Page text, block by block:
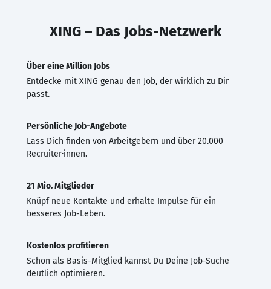
XING – Das Jobs-Netzwerk
Über eine Million Jobs
Entdecke mit XING genau den Job, der wirklich zu Dir
passt.
Persönliche Job-Angebote
Lass Dich finden von Arbeitgebern und über 20.000
Recruiter·innen.
21 Mio. Mitglieder
Knüpf neue Kontakte und erhalte Impulse für ein
besseres Job-Leben.
Kostenlos profitieren
Schon als Basis-Mitglied kannst Du Deine Job-Suche
deutlich optimieren.